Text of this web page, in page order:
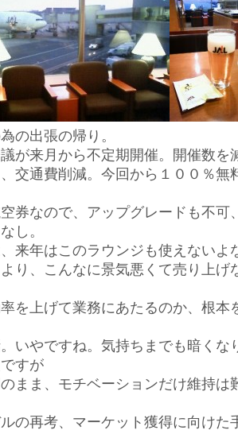
の出張の帰り。
が来月から不定期開催。開催数を
交通費削減。今回から１００％無
券なので、アップグレードも不可
し。
来年はこのラウンジも使えないよ
り、こんなに景気悪くて売り上げ
を上げて業務にあたるのか、根本
いやですね。気持ちまでも暗くな
すが
まま、モチベーションだけ維持は
の再考、マーケット獲得に向けた